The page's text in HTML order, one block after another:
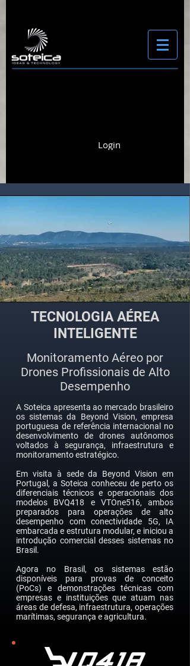
Login
TECNOLOGIA AÉREA
INTELIGENTE
Monitoramento Aéreo por
Drones Profissionais de Alto
Desempenho
A Soteica apresenta ao mercado brasileiro
os sistemas da Beyond Vision, empresa
portuguesa de referência internacional no
desenvolvimento de drones autônomos
voltados à segurança, infraestrutura e
monitoramento estratégico.
Em visita à sede da Beyond Vision em
Portugal, a Soteica conheceu de perto os
diferenciais técnicos e operacionais dos
modelos BVQ418 e VTOne516, ambos
preparados para operações de alto
desempenho com conectividade 5G, IA
embarcada e estrutura modular, e iniciou a
introdução comercial desses sistemas no
Brasil.
Agora no Brasil, os sistemas estão
disponíveis para provas de conceito
(PoCs) e demonstrações técnicas com
empresas e instituições que atuam nas
áreas de defesa, infraestrutura, operações
marítimas, segurança e agricultura.